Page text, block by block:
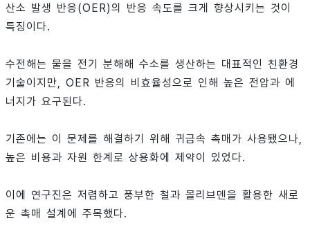
산소 발생 반응(OER)의 반응 속도를 크게 향상시키는 것이
특징이다.
수전해는 물을 전기 분해해 수소를 생산하는 대표적인 친환경
기술이지만, OER 반응의 비효율성으로 인해 높은 전압과 에
너지가 요구된다.
기존에는 이 문제를 해결하기 위해 귀금속 촉매가 사용됐으나,
높은 비용과 자원 한계로 상용화에 제약이 있었다.
이에 연구진은 저렴하고 풍부한 철과 몰리브덴을 활용한 새로
운 촉매 설계에 주목했다.